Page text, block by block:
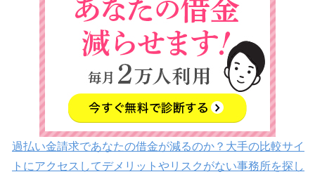
過払い金請求であなたの借金が減るのか？大手の比較サイ
トにアクセスしてデメリットやリスクがない事務所を探し